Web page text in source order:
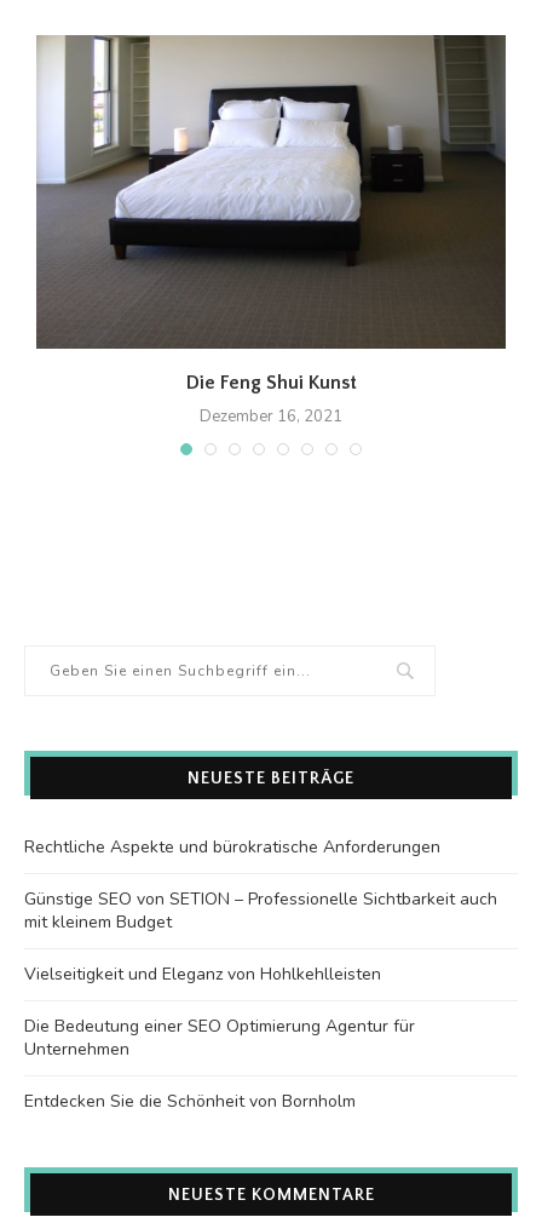
Die Feng Shui Kunst
Dezember 16, 2021
NEUESTE BEITRÄGE
Rechtliche Aspekte und bürokratische Anforderungen
Günstige SEO von SETION – Professionelle Sichtbarkeit auch
mit kleinem Budget
Vielseitigkeit und Eleganz von Hohlkehlleisten
Die Bedeutung einer SEO Optimierung Agentur für
Unternehmen
Entdecken Sie die Schönheit von Bornholm
NEUESTE KOMMENTARE